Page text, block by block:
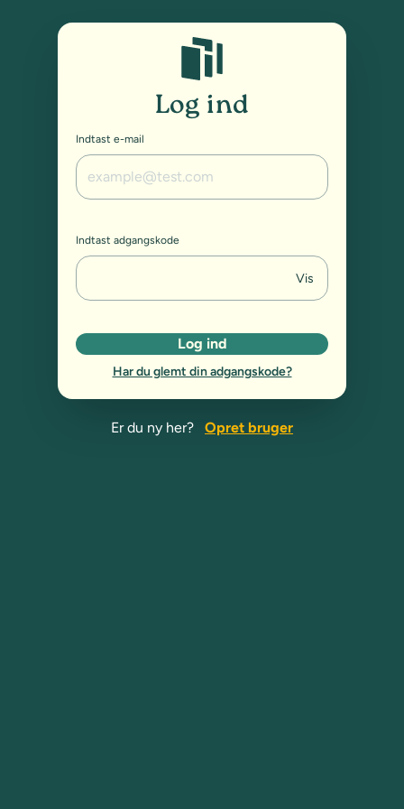
Log ind
Indtast e-mail
Indtast adgangskode
Vis
Log ind
Har du glemt din adgangskode?
Er du ny her? Opret bruger